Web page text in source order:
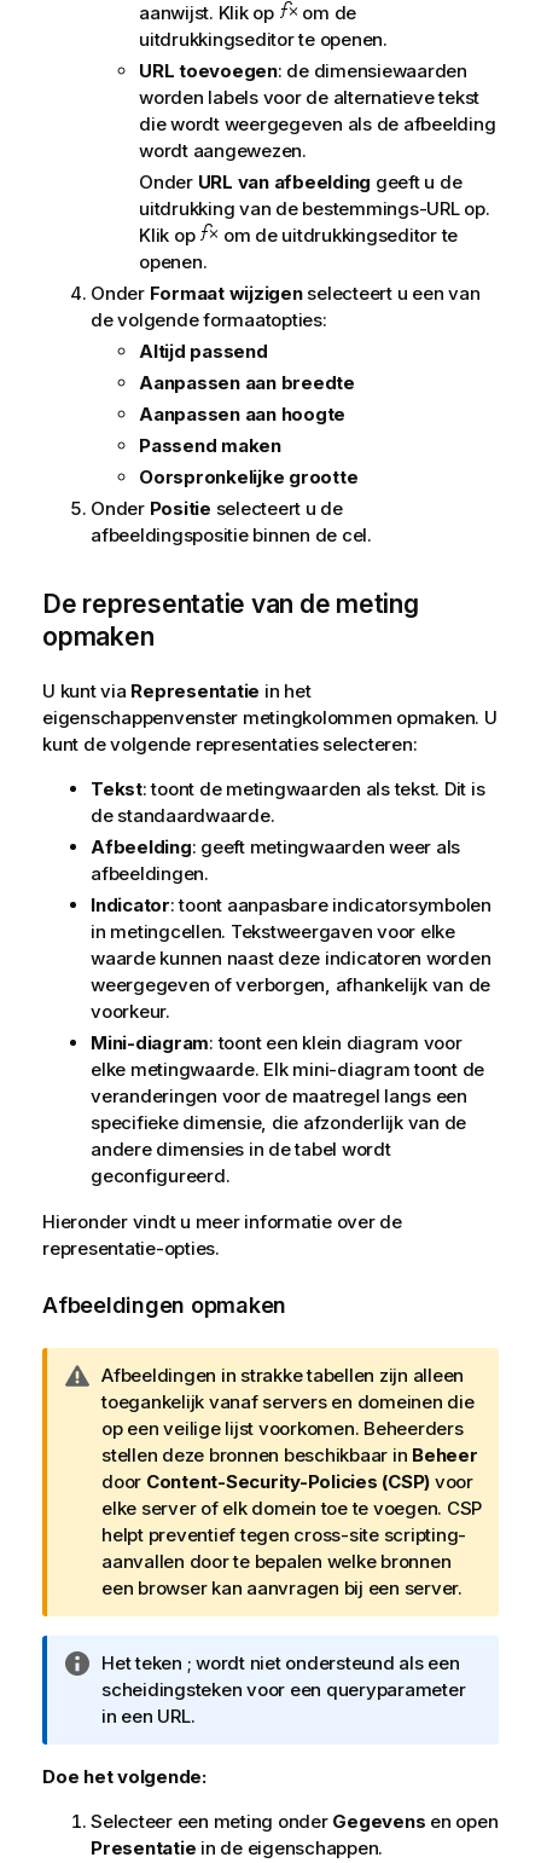
aanwijst. Klik op
om de
uitdrukkingseditor te openen.
URL toevoegen: de dimensiewaarden
worden labels voor de alternatieve tekst
die wordt weergegeven als de afbeelding
wordt aangewezen.
Onder URL van afbeelding geeft u de
uitdrukking van de bestemmings-URL op.
Klik op
om de uitdrukkingseditor te
openen.
Onder Formaat wijzigenselecteert u een van
de volgende formaatopties:
Altijd passend
Aanpassen aan breedte
Aanpassen aan hoogte
Passend maken
Oorspronkelijke grootte
Onder Positie selecteert u de
afbeeldingspositie binnen de cel.
De representatie van de meting
opmaken
U kunt via Representatie in het
eigenschappenvenster metingkolommen opmaken. U
kunt de volgende representaties selecteren:
Tekst: toont de metingwaarden als tekst. Dit is
de standaardwaarde.
Afbeelding: geeft metingwaarden weer als
afbeeldingen.
Indicator: toont aanpasbare indicatorsymbolen
in metingcellen. Tekstweergaven voor elke
waarde kunnen naast deze indicatoren worden
weergegeven of verborgen, afhankelijk van de
voorkeur.
Mini-diagram: toont een klein diagram voor
elke metingwaarde. Elk mini-diagram toont de
veranderingen voor de maatregel langs een
specifieke dimensie, die afzonderlijk van de
andere dimensies in de tabel wordt
geconfigureerd.
Hieronder vindt u meer informatie over de
representatie-opties.
Afbeeldingen opmaken
W
a
a
r
s
c
h
u
w
i
g
Afbeeldingen in strakke tabellen zijn alleen
toegankelijk vanaf servers en domeinen die
op een veilige lijst voorkomen. Beheerders
stellen deze bronnen beschikbaar in Beheer
door Content-Security-Policies (CSP) voor
elke server of elk domein toe te voegen. CSP
helpt preventief tegen cross-site scripting-
aanvallen door te bepalen welke bronnen
een browser kan aanvragen bij een server.
I
n
f
r
a
t
Het teken ; wordt niet ondersteund als een
scheidingsteken voor een queryparameter
in een URL.
Doe het volgende:
Selecteer een meting onder Gegevens en open
Presentatie in de eigenschappen.